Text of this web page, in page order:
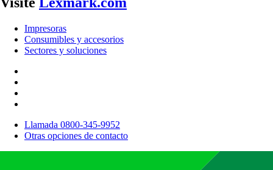
Impresoras
Consumibles y accesorios
Sectores y soluciones
Llamada 0800-345-9952
Otras opciones de contacto